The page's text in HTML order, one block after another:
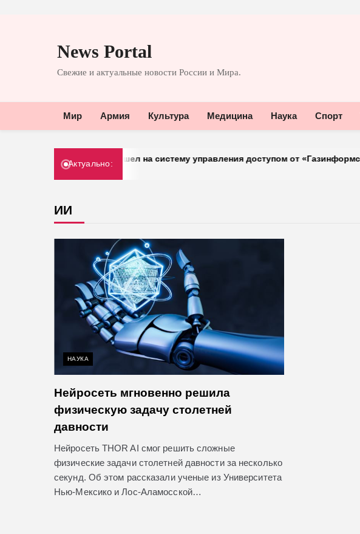
News Portal
Свежие и актуальные новости России и Мира.
Мир Армия Культура Медицина Наука Спорт
Актуально:
«Добрый» перешел на систему управления доступом от «Газинформсервис»
ИИ
НАУКА
Нейросеть мгновенно решила
физическую задачу столетней
давности
Нейросеть THOR AI смог решить сложные
физические задачи столетней давности за несколько
секунд. Об этом рассказали ученые из Университета
Нью-Мексико и Лос-Аламосской…